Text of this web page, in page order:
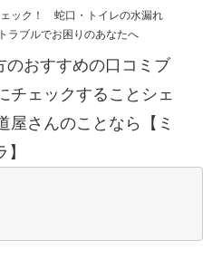
ック！ 蛇口・トイレの水漏れ
ラブルでお困りのあなたへ
のおすすめの口コミブ
ェックすることシェ
屋さんのことなら【ミ